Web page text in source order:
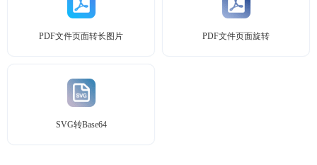
PDF文件页面转长图片 PDF文件页面旋转
SVG转Base64